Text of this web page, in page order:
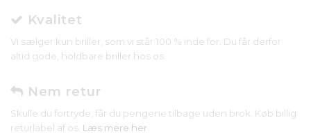
Kvalitet
Vi sælger kun briller, som vi står 100 % inde for. Du får derfor
altid gode, holdbare briller hos os.
Nem retur
Skulle du fortryde, får du pengene tilbage uden brok. Køb billig
returlabel af os. Læs mere her.